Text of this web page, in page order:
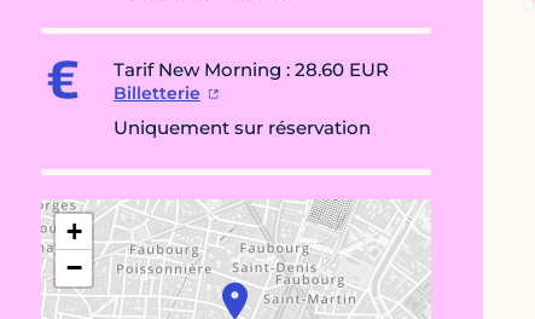
Tarif New Morning : 28.60 EUR
Billetterie
Uniquement sur réservation
+
−